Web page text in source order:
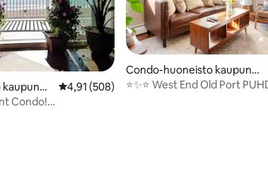
arvostelua
Keskimääräinen arvio 4,91/5, 508
4,91 (508)
Condo!
Condo-huoneisto kaupungi
ssa Portland
⭐️✨⭐️ West End Old Port